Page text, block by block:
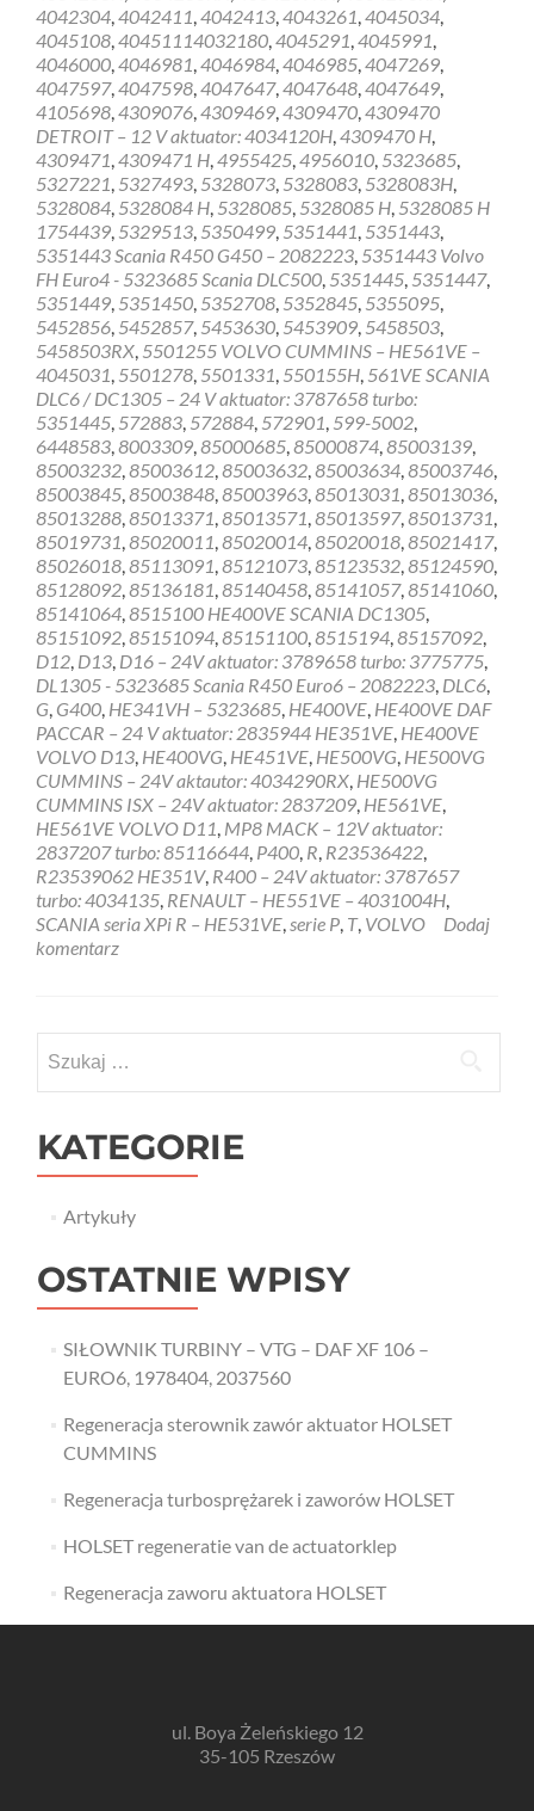
4042304,4042411,4042413,4043261,4045034,
4045108,40451114032180,4045291,4045991,
4046000,4046981,4046984,4046985,4047269,
4047597,4047598,4047647,4047648,4047649,
4105698,4309076,4309469,4309470,4309470
DETROIT – 12 V aktuator: 4034120H,4309470 H,
4309471,4309471 H,4955425,4956010, 5323685,
5327221, 5327493, 5328073, 5328083, 5328083H,
5328084, 5328084 H, 5328085, 5328085 H, 5328085 H
1754439, 5329513, 5350499, 5351441, 5351443,
5351443 Scania R450 G450 – 2082223, 5351443 Volvo
FH Euro4 - 5323685 Scania DLC500, 5351445, 5351447,
5351449, 5351450, 5352708, 5352845, 5355095,
5452856, 5452857, 5453630, 5453909, 5458503,
5458503RX, 5501255 VOLVO CUMMINS – HE561VE –
4045031, 5501278, 5501331, 550155H, 561VE SCANIA
DLC6 / DC1305 – 24 V aktuator: 3787658 turbo:
5351445, 572883, 572884, 572901, 599-5002,
6448583,8003309,85000685,85000874,85003139,
85003232,85003612,85003632,85003634,85003746,
85003845,85003848,85003963,85013031,85013036,
85013288,85013371,85013571,85013597,85013731,
85019731,85020011,85020014,85020018,85021417,
85026018,85113091,85121073,85123532,85124590,
85128092,85136181,85140458,85141057,85141060,
85141064,8515100 HE400VE SCANIA DC1305,
85151092,85151094,85151100,8515194,85157092,
D12, D13, D16 – 24V aktuator: 3789658 turbo: 3775775,
DL1305 - 5323685 Scania R450 Euro6 – 2082223, DLC6,
G, G400, HE341VH – 5323685, HE400VE, HE400VE DAF
PACCAR – 24 V aktuator: 2835944 HE351VE, HE400VE
VOLVO D13, HE400VG, HE451VE, HE500VG, HE500VG
CUMMINS – 24V aktautor: 4034290RX, HE500VG
CUMMINS ISX – 24V aktuator: 2837209, HE561VE,
HE561VE VOLVO D11, MP8 MACK – 12V aktuator:
2837207 turbo: 85116644, P400, R, R23536422,
R23539062 HE351V, R400 – 24V aktuator: 3787657
turbo: 4034135, RENAULT – HE551VE – 4031004H,
SCANIA seria XPi R – HE531VE,serie P, T, VOLVO
Dodaj
komentarz
KATEGORIE
Artykuły
OSTATNIE WPISY
SIŁOWNIK TURBINY – VTG – DAF XF 106 –
EURO6, 1978404, 2037560
Regeneracja sterownik zawór aktuator HOLSET
CUMMINS
Regeneracja turbosprężarek i zaworów HOLSET
HOLSET regeneratie van de actuatorklep
Regeneracja zaworu aktuatora HOLSET
ul. Boya Żeleńskiego 12
35-105 Rzeszów